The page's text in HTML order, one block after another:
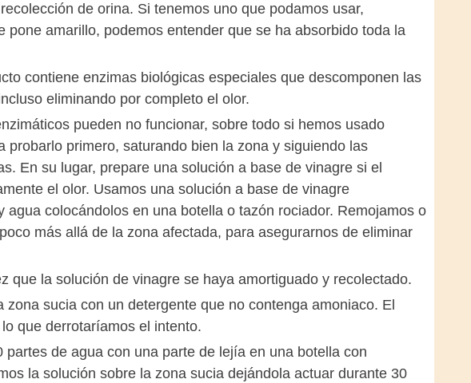
de orina. Si tenemos uno que podamos usar,
amarillo, podemos entender que se ha absorbido toda la
contiene enzimas biológicas especiales que descomponen las
eliminando por completo el olor.
pueden no funcionar, sobre todo si hemos usado
primero, saturando bien la zona y siguiendo las
En su lugar, prepare una solución a base de vinagre si el
el olor. Usamos una solución a base de vinagre
colocándolos en una botella o tazón rociador. Remojamos o
más allá de la zona afectada, para asegurarnos de eliminar
que la solución de vinagre se haya amortiguado y recolectado.
sucia con un detergente que no contenga amoniaco. El
que derrotaríamos el intento.
de agua con una parte de lejía en una botella con
la solución sobre la zona sucia dejándola actuar durante 30